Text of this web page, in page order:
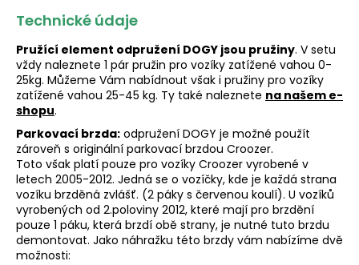
Technické údaje
Pružící element odpružení DOGY jsou pružiny. V setu
vždy naleznete 1 pár pružin pro vozíky zatížené vahou 0-
25kg. Můžeme Vám nabídnout však i pružiny pro vozíky
zatížené vahou 25-45 kg. Ty také naleznete na našem e-
shopu.
Parkovací brzda: odpružení DOGY je možné použít
zároveň s originální parkovací brzdou Croozer.
Toto však platí pouze pro vozíky Croozer vyrobené v
letech 2005-2012. Jedná se o vozíčky, kde je každá strana
vozíku brzděná zvlášť. (2 páky s červenou koulí). U vozíků
vyrobených od 2.poloviny 2012, které mají pro brzdění
pouze 1 páku, která brzdí obě strany, je nutné tuto brzdu
demontovat. Jako náhražku této brzdy vám nabízíme dvě
možnosti: